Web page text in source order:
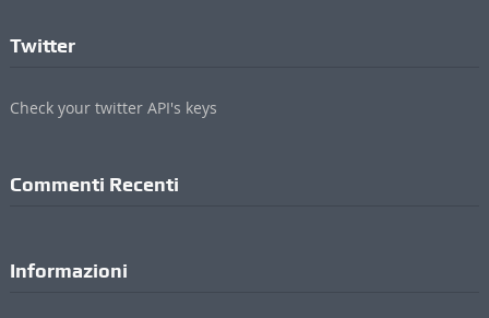
Twitter
Check your twitter API's keys
Commenti Recenti
Informazioni